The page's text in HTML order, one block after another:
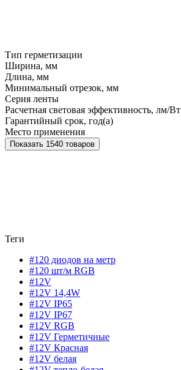
Тип герметизации
Ширина, мм
Длина, мм
Минимальный отрезок, мм
Серия ленты
Расчетная световая эффективность, лм/Вт
Гарантийный срок, год(а)
Место применения
Показать 1540 товаров
Теги
#120 диодов на метр
#120 шт/м RGB
#12V
#12V 14,4W
#12V IP65
#12V IP67
#12V RGB
#12V Герметичные
#12V Красная
#12V белая